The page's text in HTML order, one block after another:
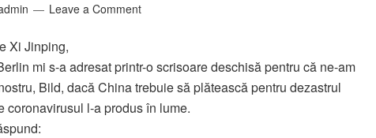
Leave a Comment
Xi Jinping,
mi s-a adresat printr-o scrisoare deschisă pentru că ne-am
Bild, dacă China trebuie să plătească pentru dezastrul
coronavirusul l-a produs în lume.